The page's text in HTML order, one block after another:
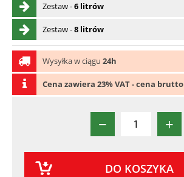
Zestaw -6 litrów
Zestaw -8 litrów
Wysyłka w ciągu 24h
Cena zawiera 23% VAT - cena brutto
+
−
DO KOSZYKA